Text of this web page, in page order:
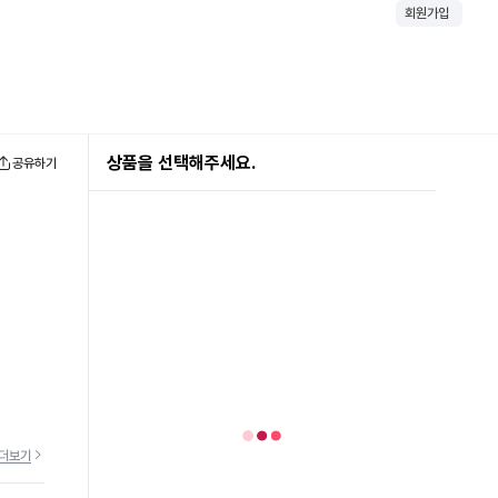
회원가입
공유하기
보기
상품을 선택해주세요.